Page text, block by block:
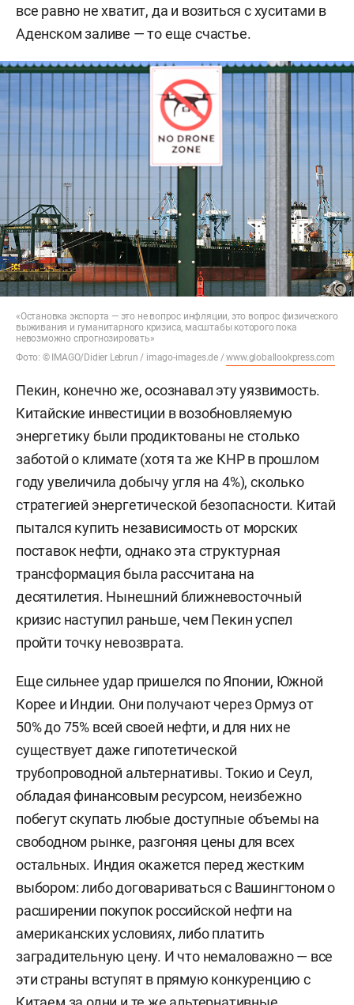
все равно не хватит, да и возиться с хуситами в
Аденском заливе — то еще счастье.
«Остановка экспорта — это не вопрос инфляции, это вопрос физического
выживания и гуманитарного кризиса, масштабы которого пока
невозможно спрогнозировать»
Фото: © IMAGO/Didier Lebrun / imago-images.de /www.globallookpress.com
Пекин, конечно же, осознавал эту уязвимость.
Китайские инвестиции в возобновляемую
энергетику были продиктованы не столько
заботой о климате (хотя та же КНР в прошлом
году увеличила добычу угля на 4%), сколько
стратегией энергетической безопасности. Китай
пытался купить независимость от морских
поставок нефти, однако эта структурная
трансформация была рассчитана на
десятилетия. Нынешний ближневосточный
кризис наступил раньше, чем Пекин успел
пройти точку невозврата.
Еще сильнее удар пришелся по Японии, Южной
Корее и Индии. Они получают через Ормуз от
50% до 75% всей своей нефти, и для них не
существует даже гипотетической
трубопроводной альтернативы. Токио и Сеул,
обладая финансовым ресурсом, неизбежно
побегут скупать любые доступные объемы на
свободном рынке, разгоняя цены для всех
остальных. Индия окажется перед жестким
выбором: либо договариваться с Вашингтоном о
расширении покупок российской нефти на
американских условиях, либо платить
заградительную цену. И что немаловажно — все
эти страны вступят в прямую конкуренцию с